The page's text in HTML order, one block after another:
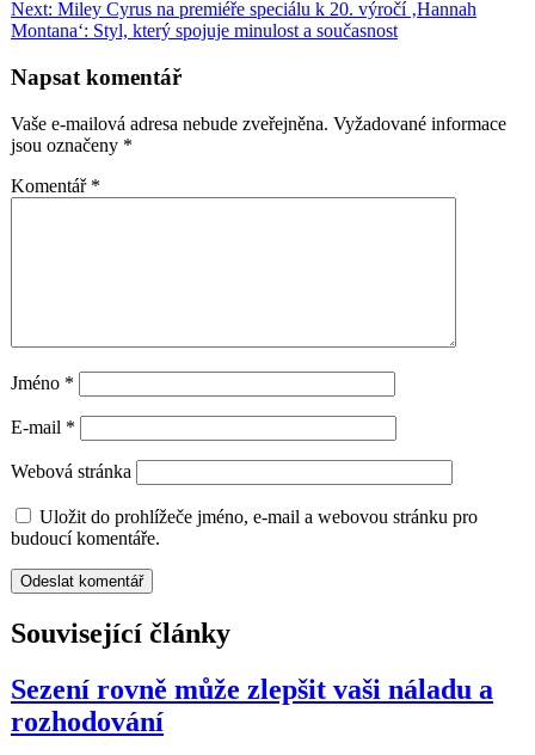
příspěvek
Next: Miley Cyrus na premiéře speciálu k 20. výročí ‚Hannah
Montana‘: Styl, který spojuje minulost a současnost
Napsat komentář
Vaše e-mailová adresa nebude zveřejněna. Vyžadované informace
jsou označeny *
Komentář *
Jméno *
E-mail *
Webová stránka
Uložit do prohlížeče jméno, e-mail a webovou stránku pro
budoucí komentáře.
Související články
Sezení rovně může zlepšit vaši náladu a
rozhodování